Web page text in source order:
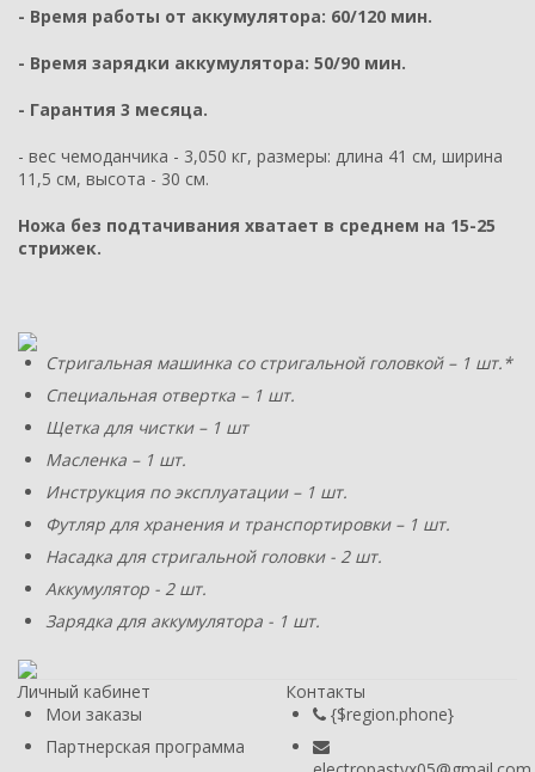
- Время работы от аккумулятора: 60/120 мин.
- Время зарядки аккумулятора: 50/90 мин.
- Гарантия 3 месяца.
- вес чемоданчика - 3,050 кг, размеры: длина 41 см, ширина
11,5 см, высота - 30 см.
Ножа без подтачивания хватает в среднем на 15-25
стрижек.
Стригальная машинка со стригальной головкой – 1 шт.*
Специальная отвертка – 1 шт.
Щетка для чистки – 1 шт
Масленка – 1 шт.
Инструкция по эксплуатации – 1 шт.
Футляр для хранения и транспортировки – 1 шт.
Насадка для стригальной головки - 2 шт.
Аккумулятор - 2 шт.
Зарядка для аккумулятора - 1 шт.
Личный кабинет
Мои заказы
Партнерская программа
Контакты
{$region.phone}